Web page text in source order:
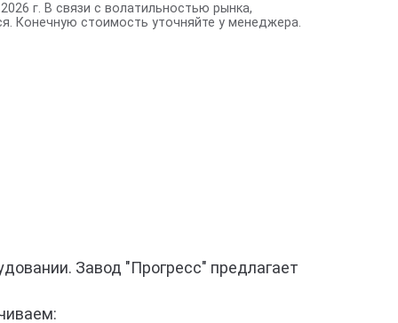
г. В связи с волатильностью рынка,
Конечную стоимость уточняйте у менеджера.
Завод "Прогресс" предлагает